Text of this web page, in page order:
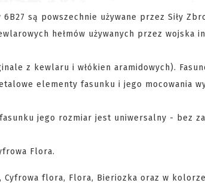
są powszechnie używane przez Siły
hełmów używanych przez wojska
z kewlaru i włókien aramidowych).
elementy fasunku i jego mocowania
jego rozmiar jest uniwersalny - bez
Flora.
flora, Flora, Bieriozka oraz w